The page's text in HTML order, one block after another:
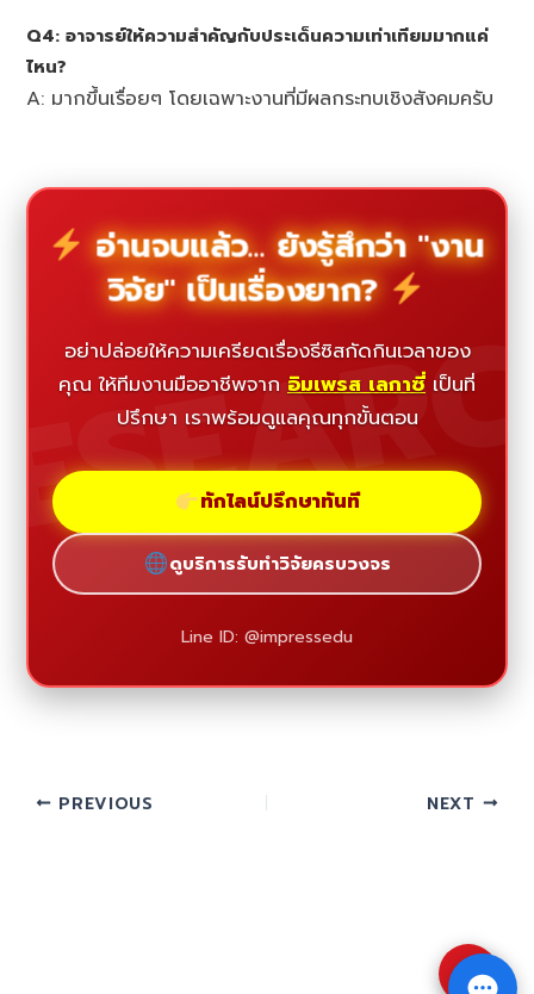
Q4: อาจารย์ให้ความสำคัญกับประเด็นความเท่าเทียมมากแค่
ไหน?
A: มากขึ้นเรื่อยๆ โดยเฉพาะงานที่มีผลกระทบเชิงสังคมครับ
อ่านจบแล้ว... ยังรู้สึกว่า "งาน
วิจัย" เป็นเรื่องยาก?
อย่าปล่อยให้ความเครียดเรื่องธีซิสกัดกินเวลาของ
คุณ ให้ทีมงานมืออาชีพจาก อิมเพรส เลกาซี่ เป็นที่
ปรึกษา เราพร้อมดูแลคุณทุกขั้นตอน
ทักไลน์ปรึกษาทันที
ดูบริการรับทำวิจัยครบวงจร
Line ID: @impressedu
PREVIOUS NEXT
⇧